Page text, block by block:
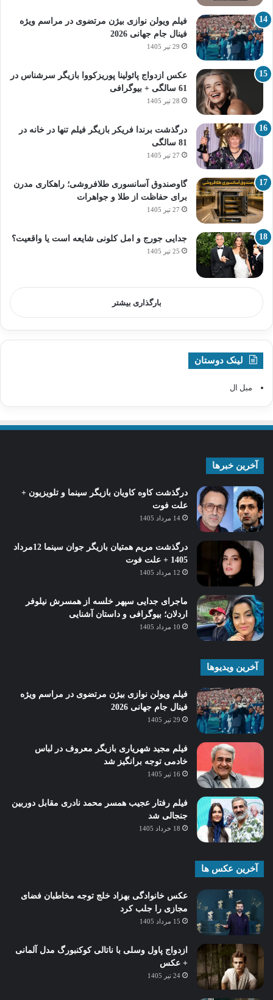
فیلم ویولن نوازی بیژن مرتضوی در مراسم ویژه
فینال جام جهانی 2026
29 تیر 1405
عکس ازدواج پائولینا پوریزکووا بازیگر سرشناس در
61 سالگی + بیوگرافی
28 تیر 1405
درگذشت برندا فریکر بازیگر فیلم تنها در خانه در
81 سالگی
27 تیر 1405
گاوصندوق آسانسوری طلافروشی؛ راهکاری مدرن
برای حفاظت از طلا و جواهرات
27 تیر 1405
جدایی جورج و امل کلونی شایعه است یا واقعیت؟
25 تیر 1405
بارگذاری بیشتر
لینک دوستان
مبل ال
آخرین خبرها
درگذشت کاوه کاویان بازیگر سینما و تلویزیون +
علت فوت
14 مرداد 1405
درگذشت مریم همتیان بازیگر جوان سینما 12مرداد
1405 + علت فوت
12 مرداد 1405
ماجرای جدایی سپهر خلسه از همسرش نیلوفر
اردلان؛ بیوگرافی و داستان آشنایی
10 مرداد 1405
آخرین ویدیوها
فیلم ویولن نوازی بیژن مرتضوی در مراسم ویژه
فینال جام جهانی 2026
29 تیر 1405
فیلم مجید شهریاری بازیگر معروف در لباس
خادمی توجه برانگیز شد
16 تیر 1405
فیلم رفتار عجیب همسر محمد نادری مقابل دوربین
جنجالی شد
18 خرداد 1405
آخرین عکس ها
عکس خانوادگی بهزاد خلج توجه مخاطبان فضای
مجازی را جلب کرد
15 مرداد 1405
ازدواج پاول وسلی با ناتالی کوکنبورگ مدل آلمانی
+ عکس
24 تیر 1405